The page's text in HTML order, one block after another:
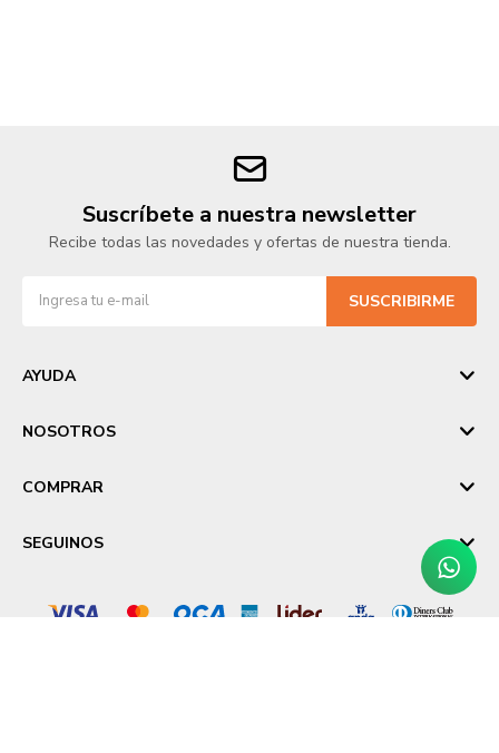
Suscríbete a nuestra newsletter
Recibe todas las novedades y ofertas de nuestra tienda.
SUSCRIBIRME
AYUDA
NOSOTROS
COMPRAR
SEGUINOS